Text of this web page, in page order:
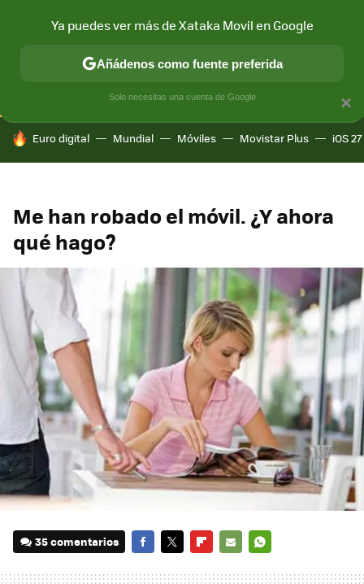
CONECTIVIDAD MÓVIL Y SOCIEDAD APLICACIONES
HOY SE HABLA DE
Euro digital Mundial Móviles Movistar Plus iOS 27
Me han robado el móvil. ¿Y ahora
qué hago?
35 comentarios
×
Ya puedes ver más de Xataka Movil en Google
Añádenos como fuente preferida
Solo necesitas una cuenta de Google